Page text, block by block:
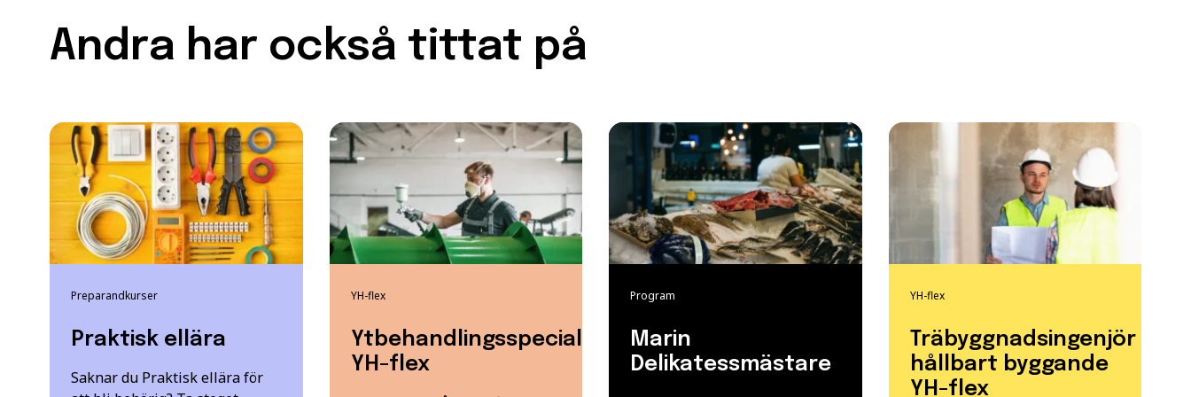
Andra har också tittat på
Preparandkurser
Praktisk ellära
Saknar du Praktisk ellära för
YH-flex
Ytbehandlingsspecialist
YH-flex
Program
Marin
Delikatessmästare
YH-flex
Träbyggnadsingenjör
hållbart byggande
YH-flex